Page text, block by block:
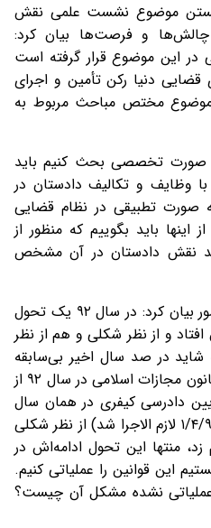
موضوع نشست علمی نقش
چالش‌ها و فرصت‌ها بیان کرد:
در این موضوع قرار گرفته است
قضایی دنیا رکن تأمین و اجرای
مختص مباحث مربوط به
صورت تخصصی بحث کنیم باید
وظایف و تکالیف دادستان در
صورت تطبیقی در نظام قضایی
باید بگوییم که منظور از
نقش دادستان در آن مشخص
رئیس شعبه ۴۴ دیوان عالی کشور بیان کرد: در سال ۹۲ یک تحول
و از نظر شکلی و هم از نظر
در صد سال اخیر بی‌سابقه
بود در آن ایجاد شد. تصویب قانون مجازات اسلامی در سال ۹۲ از
دادرسی کیفری در همان سال
۹۲ (که البته با تاخیر از تاریخ ۱/۴/۹۴ لازم الاجرا شد) از نظر شکلی
منتها این تحول ادامه‌اش در
این قوانین را عملیاتی کنیم.
عملیاتی نشده مشکل آن چیست؟